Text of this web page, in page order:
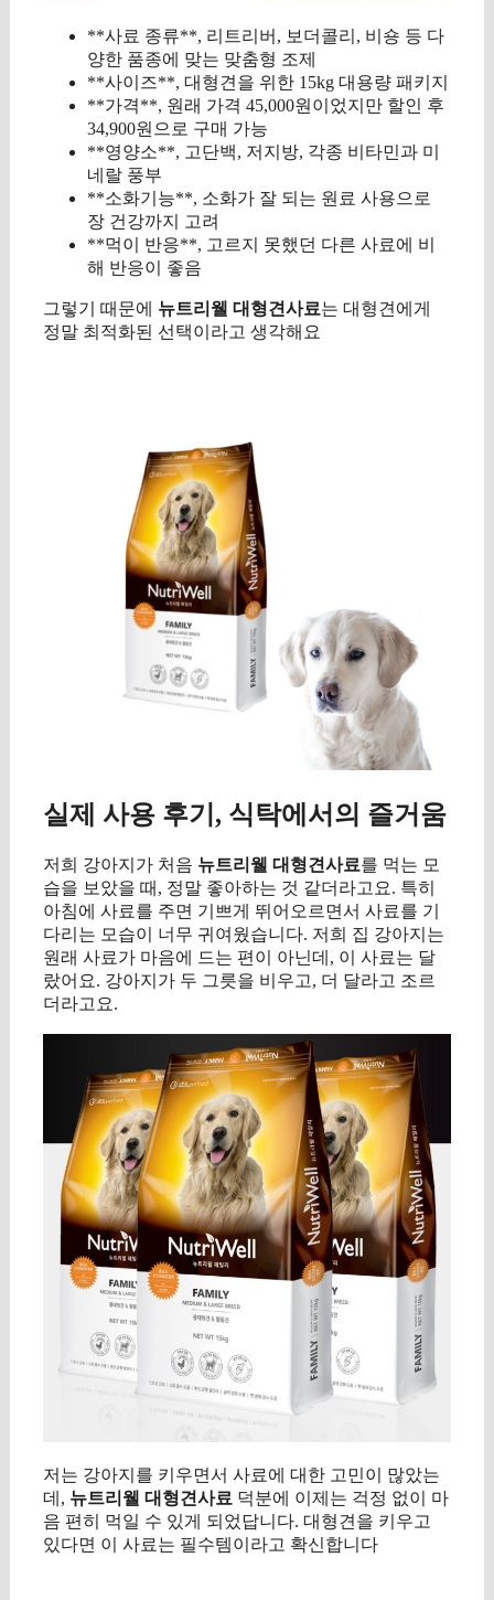
**사료 종류**, 리트리버, 보더콜리, 비숑 등 다
양한 품종에 맞는 맞춤형 조제
**사이즈**, 대형견을 위한 15kg 대용량 패키지
**가격**, 원래 가격 45,000원이었지만 할인 후
34,900원으로 구매 가능
**영양소**, 고단백, 저지방, 각종 비타민과 미
네랄 풍부
**소화기능**, 소화가 잘 되는 원료 사용으로
장 건강까지 고려
**먹이 반응**, 고르지 못했던 다른 사료에 비
해 반응이 좋음
그렇기 때문에 뉴트리웰 대형견사료는 대형견에게
정말 최적화된 선택이라고 생각해요
실제 사용 후기, 식탁에서의 즐거움
저희 강아지가 처음 뉴트리웰 대형견사료를 먹는 모
습을 보았을 때, 정말 좋아하는 것 같더라고요. 특히
아침에 사료를 주면 기쁘게 뛰어오르면서 사료를 기
다리는 모습이 너무 귀여웠습니다. 저희 집 강아지는
원래 사료가 마음에 드는 편이 아닌데, 이 사료는 달
랐어요. 강아지가 두 그릇을 비우고, 더 달라고 조르
더라고요.
저는 강아지를 키우면서 사료에 대한 고민이 많았는
데, 뉴트리웰 대형견사료 덕분에 이제는 걱정 없이 마
음 편히 먹일 수 있게 되었답니다. 대형견을 키우고
있다면 이 사료는 필수템이라고 확신합니다